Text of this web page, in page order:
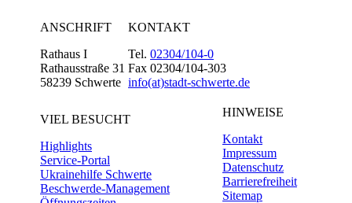
ANSCHRIFT
Rathaus I
Rathausstraße 31
58239 Schwerte
KONTAKT
Tel. 02304/104-0
Fax 02304/104-303
info(at)stadt-schwerte.de
VIEL BESUCHT
Highlights
Service-Portal
Ukrainehilfe Schwerte
Beschwerde-Management
HINWEISE
Kontakt
Impressum
Datenschutz
Barrierefreiheit
Sitemap